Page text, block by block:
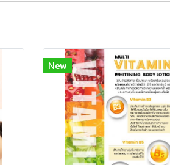
New